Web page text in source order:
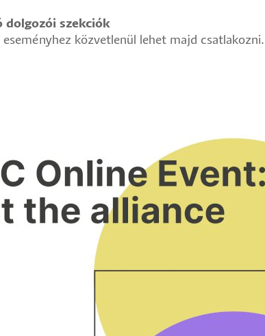
szekciók
eseményhez közvetlenül lehet majd csatlakozni.